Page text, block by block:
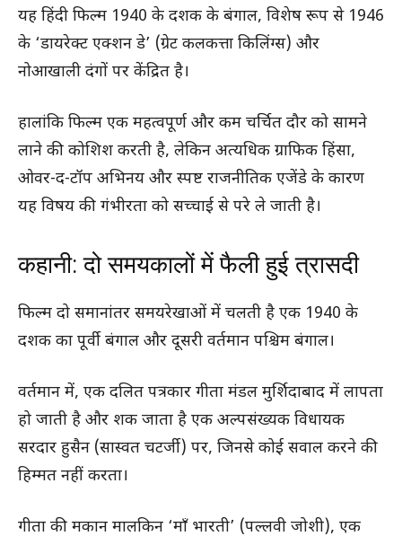
यह हिंदी फिल्म 1940 के दशक के बंगाल, विशेष रूप से 1946
के ‘डायरेक्ट एक्शन डे’ (ग्रेट कलकत्ता किलिंग्स) और
नोआखाली दंगों पर केंद्रित है।
हालांकि फिल्म एक महत्वपूर्ण और कम चर्चित दौर को सामने
लाने की कोशिश करती है, लेकिन अत्यधिक ग्राफिक हिंसा,
ओवर-द-टॉप अभिनय और स्पष्ट राजनीतिक एजेंडे के कारण
यह विषय की गंभीरता को सच्चाई से परे ले जाती है।
कहानी: दो समयकालों में फैली हुई त्रासदी
फिल्म दो समानांतर समयरेखाओं में चलती है एक 1940 के
दशक का पूर्वी बंगाल और दूसरी वर्तमान पश्चिम बंगाल।
वर्तमान में, एक दलित पत्रकार गीता मंडल मुर्शिदाबाद में लापता
हो जाती है और शक जाता है एक अल्पसंख्यक विधायक
सरदार हुसैन (सास्वत चटर्जी) पर, जिनसे कोई सवाल करने की
हिम्मत नहीं करता।
गीता की मकान मालकिन ‘माँ भारती’ (पल्लवी जोशी), एक